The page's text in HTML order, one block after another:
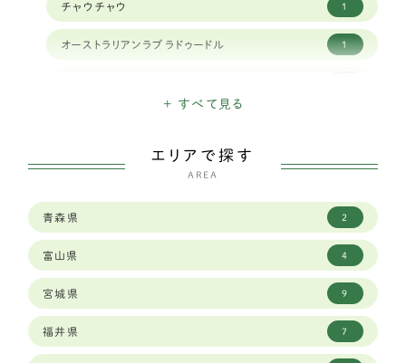
チャウチャウ 1
オーストラリアンラブラドゥードル 1
スタンダードプードル
ボーダーコリー 23
セントバーナード 2
バーニーズマウンテンドッグ 6
ロットワイラー 1
+ すべて見る
エリアで探す
AREA
青森県 2
富山県 4
宮城県 9
福井県 7